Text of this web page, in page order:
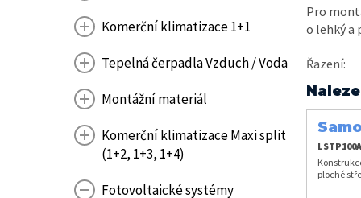
Komerční klimatizace 1+1
Tepelná čerpadla Vzduch / Voda
Montážní materiál
Komerční klimatizace Maxi split
(1+2, 1+3, 1+4)
Fotovoltaické systémy
Pro
o lehký a
Řazení:
krajní
LSTP100A
ploché